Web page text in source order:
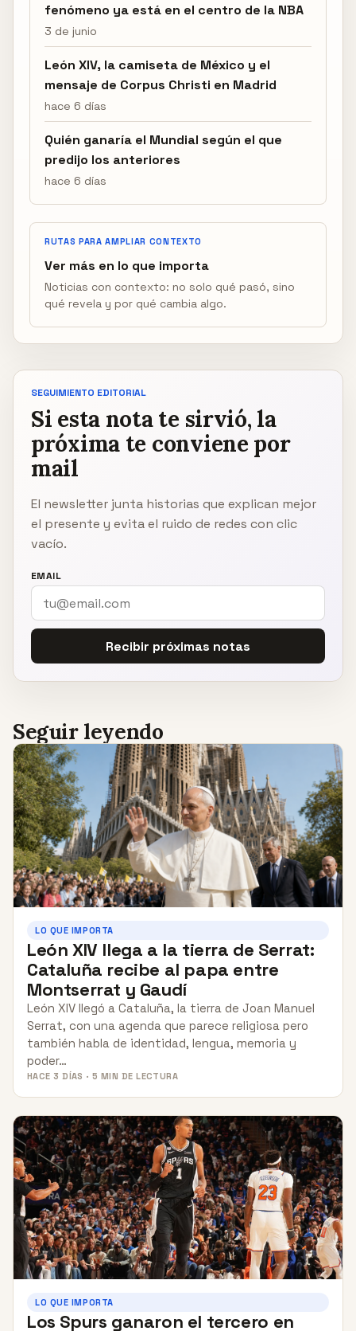
fenómeno ya está en el centro de la NBA
3 de junio
León XIV, la camiseta de México y el
mensaje de Corpus Christi en Madrid
hace 6 días
Quién ganaría el Mundial según el que
predijo los anteriores
hace 6 días
RUTAS PARA AMPLIAR CONTEXTO
Ver más en lo que importa
Noticias con contexto: no solo qué pasó, sino
qué revela y por qué cambia algo.
SEGUIMIENTO EDITORIAL
Si esta nota te sirvió, la
próxima te conviene por
mail
El newsletter junta historias que explican mejor
el presente y evita el ruido de redes con clic
vacío.
EMAIL
Recibir próximas notas
Seguir leyendo
LO QUE IMPORTA
León XIV llega a la tierra de Serrat:
Cataluña recibe al papa entre
Montserrat y Gaudí
León XIV llegó a Cataluña, la tierra de Joan Manuel
Serrat, con una agenda que parece religiosa pero
también habla de identidad, lengua, memoria y
poder…
HACE 3 DÍAS · 5 MIN DE LECTURA
LO QUE IMPORTA
Los Spurs ganaron el tercero en